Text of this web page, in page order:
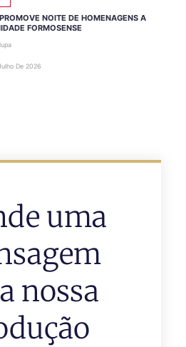
NOITE DE HOMENAGENS A
FORMOSENSE
De 2026
uma
nossa